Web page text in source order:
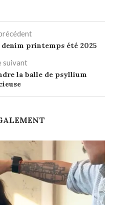
printemps été 2025
suivant
la balle de psyllium